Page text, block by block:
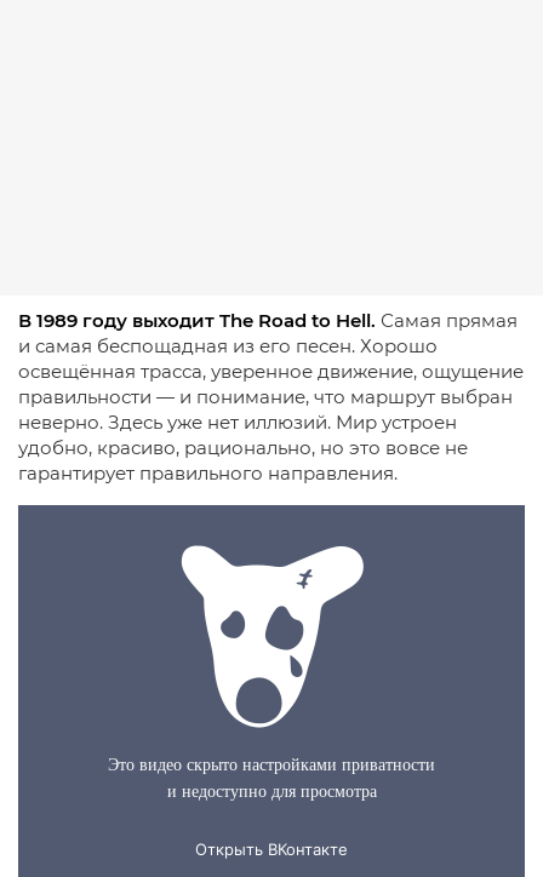
В 1989 году выходит The Road to Hell. Самая прямая
и самая беспощадная из его песен. Хорошо
освещённая трасса, уверенное движение, ощущение
правильности — и понимание, что маршрут выбран
неверно. Здесь уже нет иллюзий. Мир устроен
удобно, красиво, рационально, но это вовсе не
гарантирует правильного направления.